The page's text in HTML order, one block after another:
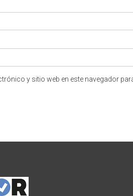
y sitio web en este navegador